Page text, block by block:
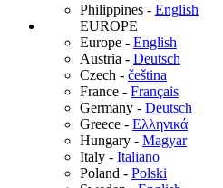
Philippines - English
EUROPE
Europe - English
Austria - Deutsch
Czech - čeština
France - Français
Germany - Deutsch
Greece - Ελληνικά
Hungary - Magyar
Italy - Italiano
Poland - Polski